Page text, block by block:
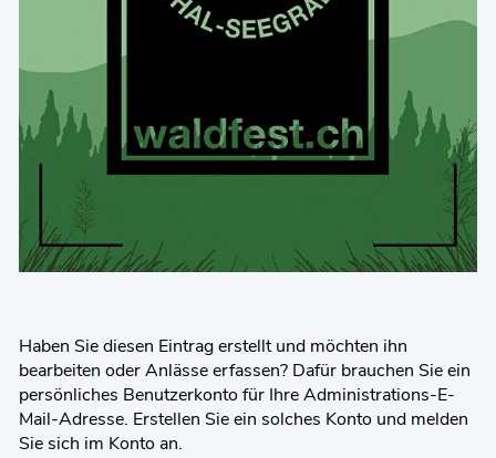
Haben Sie diesen Eintrag erstellt und möchten ihn
bearbeiten oder Anlässe erfassen? Dafür brauchen Sie ein
persönliches Benutzerkonto für Ihre Administrations-E-
Mail-Adresse. Erstellen Sie ein solches Konto und melden
Sie sich im Konto an.